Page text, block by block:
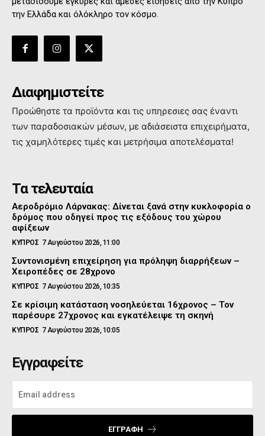
την Ελλάδα και όλόκληρο τον κόσμο.
Διαφημιστείτε
Προώθηστε τα προϊόντα και τις υπηρεσιες σας έναντι
των παραδοσιακών μέσων, με αδιάσειστα επιχειρήματα,
τις χαμηλότερες τιμές και μετρήσιμα αποτελέσματα!
Τα τελευταία
Αεροδρόμιο Λάρνακας: Δίνεται ξανά στην κυκλοφορία ο
δρόμος που οδηγεί προς τις εξόδους του χώρου
αφίξεων
ΚΥΠΡΟΣ 7 Αυγούστου 2026, 11:00
Συντονισμένη επιχείρηση για πρόληψη διαρρήξεων –
Χειροπέδες σε 28χρονο
ΚΥΠΡΟΣ 7 Αυγούστου 2026, 10:35
Σε κρίσιμη κατάσταση νοσηλεύεται 16χρονος – Τον
παρέσυρε 27χρονος και εγκατέλειψε τη σκηνή
ΚΥΠΡΟΣ 7 Αυγούστου 2026, 10:05
Εγγραφείτε
ΕΓΓΡΑΦΉ